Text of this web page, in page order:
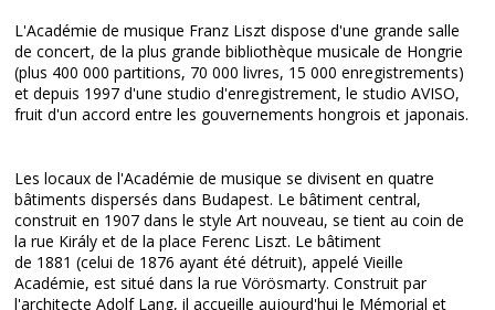
L'Académie de musique Franz Liszt dispose d'une grande salle
de concert, de la plus grande bibliothèque musicale de Hongrie
(plus 400 000 partitions, 70 000 livres, 15 000 enregistrements)
et depuis 1997 d'une studio d'enregistrement, le studio AVISO,
fruit d'un accord entre les gouvernements hongrois et japonais.
Les locaux de l'Académie de musique se divisent en quatre
bâtiments dispersés dans Budapest. Le bâtiment central,
construit en 1907 dans le style Art nouveau, se tient au coin de
la rue Király et de la place Ferenc Liszt. Le bâtiment
de 1881 (celui de 1876 ayant été détruit), appelé Vieille
Académie, est situé dans la rue Vörösmarty. Construit par
l'architecte Adolf Lang, il accueille aujourd'hui le Mémorial et